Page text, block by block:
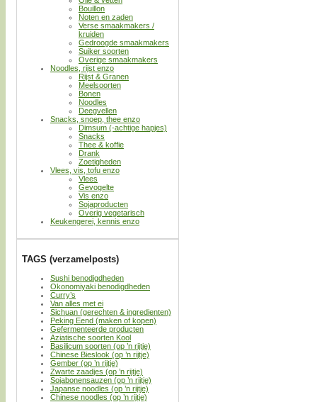
Bouillon
Noten en zaden
Verse smaakmakers /
kruiden
Gedroogde smaakmakers
Suiker soorten
Overige smaakmakers
Noodles, rijst enzo
Rijst & Granen
Meelsoorten
Bonen
Noodles
Deegvellen
Snacks, snoep, thee enzo
Dimsum (-achtige hapjes)
Snacks
Thee & koffie
Drank
Zoetigheden
Vlees, vis, tofu enzo
Vlees
Gevogelte
Vis enzo
Sojaproducten
Overig vegetarisch
Keukengerei, kennis enzo
TAGS (verzamelposts)
Sushi benodigdheden
Okonomiyaki benodigdheden
Curry’s
Van alles met ei
Sichuan (gerechten & ingredienten)
Peking Eend (maken of kopen)
Gefermenteerde producten
Aziatische soorten Kool
Basilicum soorten (op ’n rijtje)
Chinese Bieslook (op ’n rijtje)
Gember (op ’n rijtje)
Zwarte zaadjes (op ’n rijtje)
Sojabonensauzen (op ’n rijtje)
Japanse noodles (op ’n rijtje)
Chinese noodles (op ’n rijtje)